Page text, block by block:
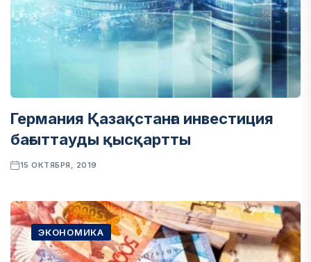
Германия Қазақстанға инвестиция
бағыттауды қысқартты
15 ОКТЯБРЯ, 2019
ЭКОНОМИКА